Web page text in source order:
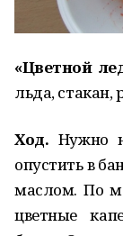
«Цветной
льда, стакан,
Ход. Нужно
опустить в
маслом. По
цветные